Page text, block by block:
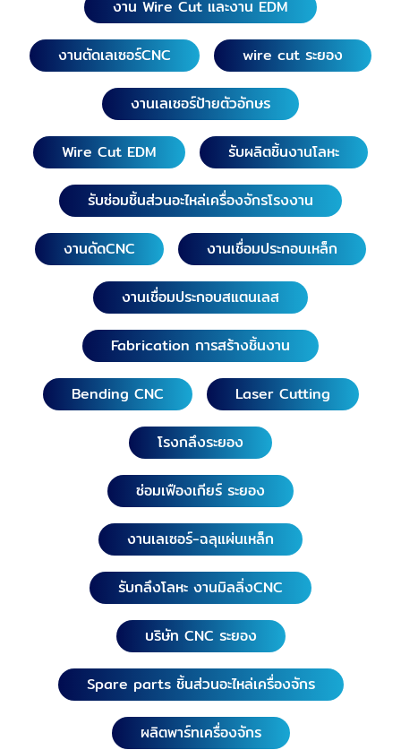
สุรินทร์, ศรีสะเกษ, หนองคาย, หนองบัวลำภู, อุดรธานี,
อุบลราชธานี, อำนาจเจริญ Laser Cutting
นครศรีธรรมราช, พังงา, พัทลุง, ภูเก็ต, ระนอง, สตูล,
สงขลา, สุราษฎร์ธานี, กระบี่, ชุมพร, ตรัง, ยะลา, นราธิวาส,
งาน Wire Cut และงาน EDM
งานตัดเลเซอร์CNC wire cut ระยอง
งานเลเซอร์ป้ายตัวอักษร
Wire Cut EDM รับผลิตชิ้นงานโลหะ
รับซ่อมชิ้นส่วนอะไหล่เครื่องจักรโรงงาน
งานดัดCNC งานเชื่อมประกอบเหล็ก
งานเชื่อมประกอบสแตนเลส
Fabrication การสร้างชิ้นงาน
Bending CNC Laser Cutting
โรงกลึงระยอง
ซ่อมเฟืองเกียร์ ระยอง
งานเลเซอร์-ฉลุแผ่นเหล็ก
รับกลึงโลหะ งานมิลลิ่งCNC
บริษัท CNC ระยอง
Spare parts ชิ้นส่วนอะไหล่เครื่องจักร
ผลิตพาร์ทเครื่องจักร